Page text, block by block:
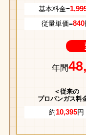
基本料金=
従量単価=840
年間
＜従来の
プロパンガス料
約10,395円